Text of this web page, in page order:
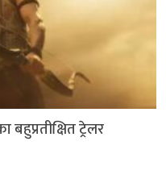
ट्रेलर